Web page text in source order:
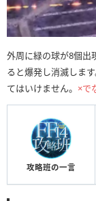
外周に緑の球が8個出
ると爆発し消滅しま
てはいけません。 ×で
攻略班の一言